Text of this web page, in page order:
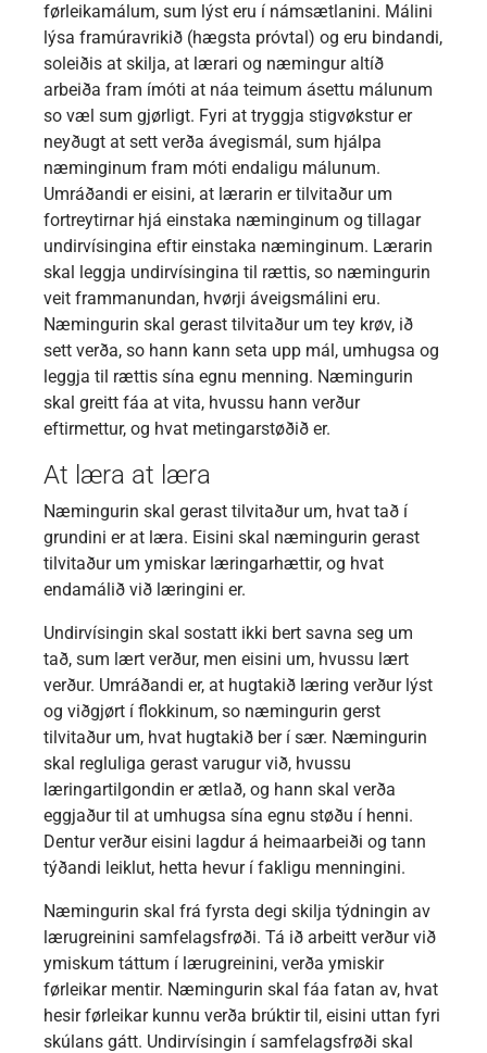
førleikamálum, sum lýst eru í námsætlanini. Málini
lýsa framúravrikið (hægsta próvtal) og eru bindandi,
soleiðis at skilja, at lærari og næmingur altíð
arbeiða fram ímóti at náa teimum ásettu málunum
so væl sum gjørligt. Fyri at tryggja stigvøkstur er
neyðugt at sett verða ávegismál, sum hjálpa
næminginum fram móti endaligu málunum.
Umráðandi er eisini, at lærarin er tilvitaður um
fortreytirnar hjá einstaka næminginum og tillagar
undirvísingina eftir einstaka næminginum. Lærarin
skal leggja undirvísingina til rættis, so næmingurin
veit frammanundan, hvørji áveigsmálini eru.
Næmingurin skal gerast tilvitaður um tey krøv, ið
sett verða, so hann kann seta upp mál, umhugsa og
leggja til rættis sína egnu menning. Næmingurin
skal greitt fáa at vita, hvussu hann verður
eftirmettur, og hvat metingarstøðið er.
At læra at læra
Næmingurin skal gerast tilvitaður um, hvat tað í
grundini er at læra. Eisini skal næmingurin gerast
tilvitaður um ymiskar læringarhættir, og hvat
endamálið við læringini er.
Undirvísingin skal sostatt ikki bert savna seg um
tað, sum lært verður, men eisini um, hvussu lært
verður. Umráðandi er, at hugtakið læring verður lýst
og viðgjørt í flokkinum, so næmingurin gerst
tilvitaður um, hvat hugtakið ber í sær. Næmingurin
skal regluliga gerast varugur við, hvussu
læringartilgondin er ætlað, og hann skal verða
eggjaður til at umhugsa sína egnu støðu í henni.
Dentur verður eisini lagdur á heimaarbeiði og tann
týðandi leiklut, hetta hevur í fakligu menningini.
Næmingurin skal frá fyrsta degi skilja týdningin av
lærugreinini samfelagsfrøði. Tá ið arbeitt verður við
ymiskum táttum í lærugreinini, verða ymiskir
førleikar mentir. Næmingurin skal fáa fatan av, hvat
hesir førleikar kunnu verða brúktir til, eisini uttan fyri
skúlans gátt. Undirvísingin í samfelagsfrøði skal